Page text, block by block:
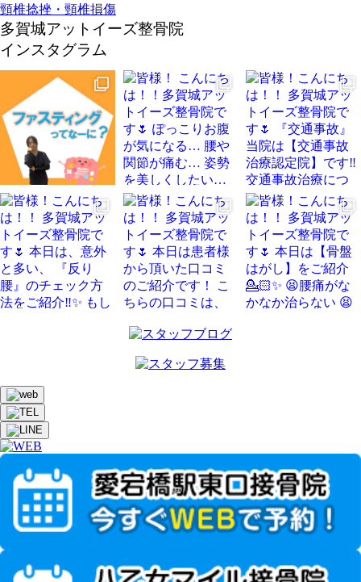
頸椎捻挫・頸椎損傷
多賀城アットイーズ整骨院
インスタグラム